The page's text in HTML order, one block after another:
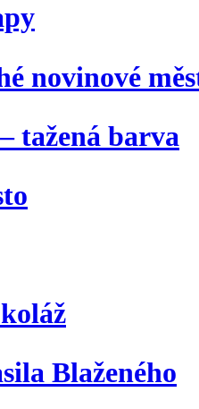
novinové
tažená barva
Blaženého